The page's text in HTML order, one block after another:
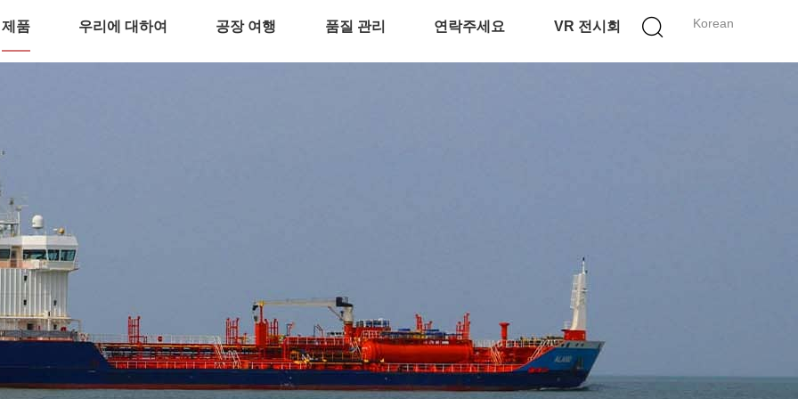
Korean
제품 우리에 대하여 공장 여행 품질 관리 연락주세요 VR 전시회